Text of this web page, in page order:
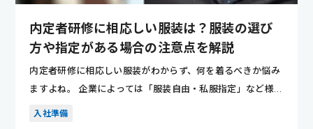
内定者研修に相応しい服装は？服装の選び
方や指定がある場合の注意点を解説
内定者研修に相応しい服装がわからず、何を着るべきか悩み
ますよね。 企業によっては「服装自由・私服指定」など様々
で、特に私...
入社準備